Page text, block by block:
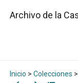
Archivo de la
Inicio > Colecciones >